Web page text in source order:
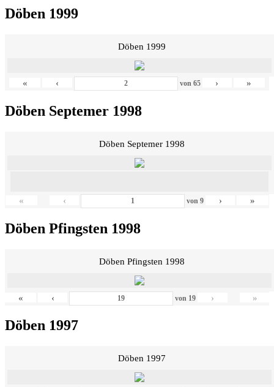
Döben 1999
Döben 1999
« ‹ von 65 › »
Döben Septemer 1998
Döben Septemer 1998
« ‹ von9 › »
Döben Pfingsten 1998
Döben Pfingsten 1998
« ‹ von 19 › »
Döben 1997
Döben 1997